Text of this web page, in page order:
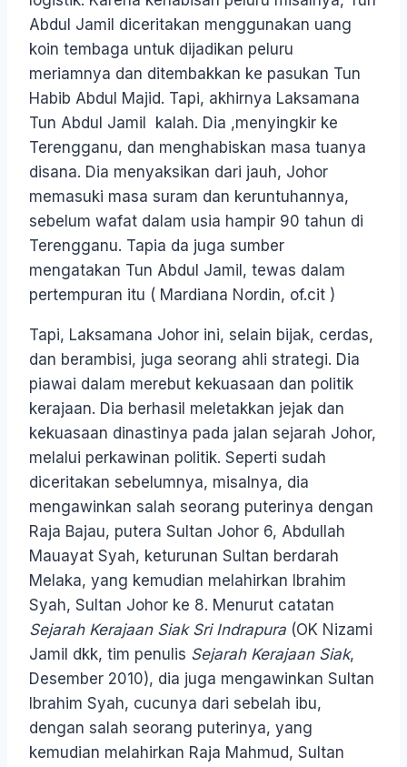
Abdul Jamil diceritakan menggunakan uang
koin tembaga untuk dijadikan peluru
meriamnya dan ditembakkan ke pasukan Tun
Habib Abdul Majid. Tapi, akhirnya Laksamana
Tun Abdul Jamil kalah. Dia ,menyingkir ke
Terengganu, dan menghabiskan masa tuanya
disana. Dia menyaksikan dari jauh, Johor
memasuki masa suram dan keruntuhannya,
sebelum wafat dalam usia hampir 90 tahun di
Terengganu. Tapia da juga sumber
mengatakan Tun Abdul Jamil, tewas dalam
pertempuran itu ( Mardiana Nordin, of.cit )
Tapi, Laksamana Johor ini, selain bijak, cerdas,
dan berambisi, juga seorang ahli strategi. Dia
piawai dalam merebut kekuasaan dan politik
kerajaan. Dia berhasil meletakkan jejak dan
kekuasaan dinastinya pada jalan sejarah Johor,
melalui perkawinan politik. Seperti sudah
diceritakan sebelumnya, misalnya, dia
mengawinkan salah seorang puterinya dengan
Raja Bajau, putera Sultan Johor 6, Abdullah
Mauayat Syah, keturunan Sultan berdarah
Melaka, yang kemudian melahirkan Ibrahim
Syah, Sultan Johor ke 8. Menurut catatan
Sejarah Kerajaan Siak Sri Indrapura (OK Nizami
Jamil dkk, tim penulis Sejarah Kerajaan Siak,
Desember 2010), dia juga mengawinkan Sultan
Ibrahim Syah, cucunya dari sebelah ibu,
dengan salah seorang puterinya, yang
kemudian melahirkan Raja Mahmud, Sultan